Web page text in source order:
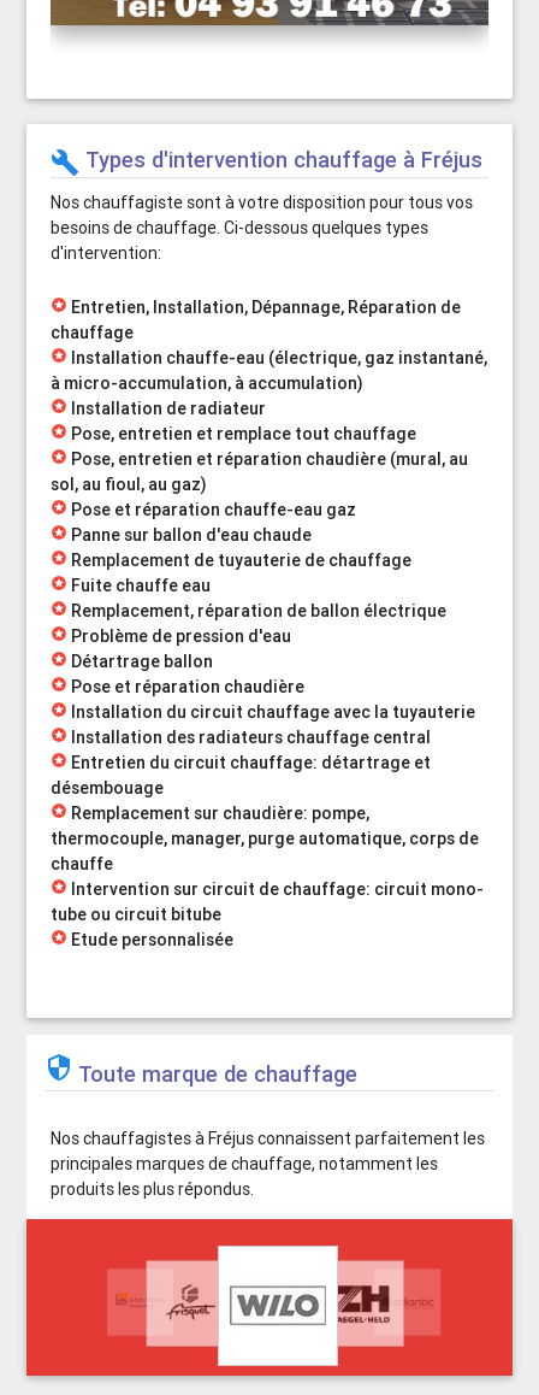
build Types d'intervention chauffage à Fréjus
Nos chauffagiste sont à votre disposition pour tous vos
besoins de chauffage. Ci-dessous quelques types
d'intervention:
stars Entretien, Installation, Dépannage, Réparation de
chauffage
stars Installation chauffe-eau (électrique, gaz instantané,
à micro-accumulation, à accumulation)
stars Installation de radiateur
stars Pose, entretien et remplace tout chauffage
stars Pose, entretien et réparation chaudière (mural, au
sol, au fioul, au gaz)
stars Pose et réparation chauffe-eau gaz
stars Panne sur ballon d'eau chaude
stars Remplacement de tuyauterie de chauffage
stars Fuite chauffe eau
stars Remplacement, réparation de ballon électrique
stars Problème de pression d'eau
stars Détartrage ballon
stars Pose et réparation chaudière
stars Installation du circuit chauffage avec la tuyauterie
stars Installation des radiateurs chauffage central
stars Entretien du circuit chauffage: détartrage et
désembouage
stars Remplacement sur chaudière: pompe,
thermocouple, manager, purge automatique, corps de
chauffe
stars Intervention sur circuit de chauffage: circuit mono-
tube ou circuit bitube
stars Etude personnalisée
 Toute marque de chauffage
Nos chauffagistes à Fréjus connaissent parfaitement les
principales marques de chauffage, notamment les
produits les plus répondus.